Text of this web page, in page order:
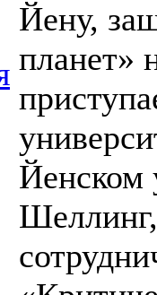
Йену,
планет»
Йенском